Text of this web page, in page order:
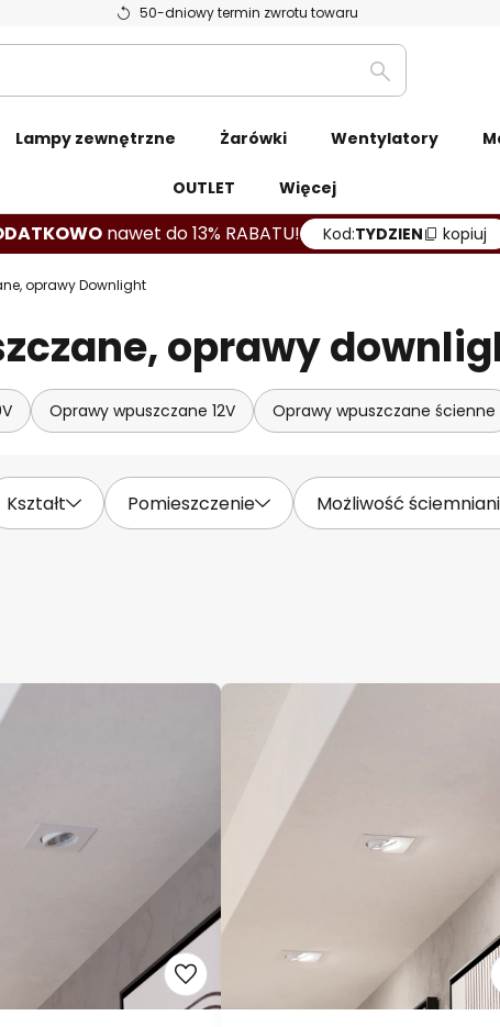
50-dniowy termin zwrotu towaru
Szukaj
Lampy zewnętrzne Żarówki Wentylatory
OUTLET Więcej
nawet do 13% RABATU! Kod:TYDZIEN kopiuj
oprawy Downlight
oprawy
Oprawy wpuszczane 12V Oprawy wpuszczane ścienne
Kształt Pomieszczenie Możliwość